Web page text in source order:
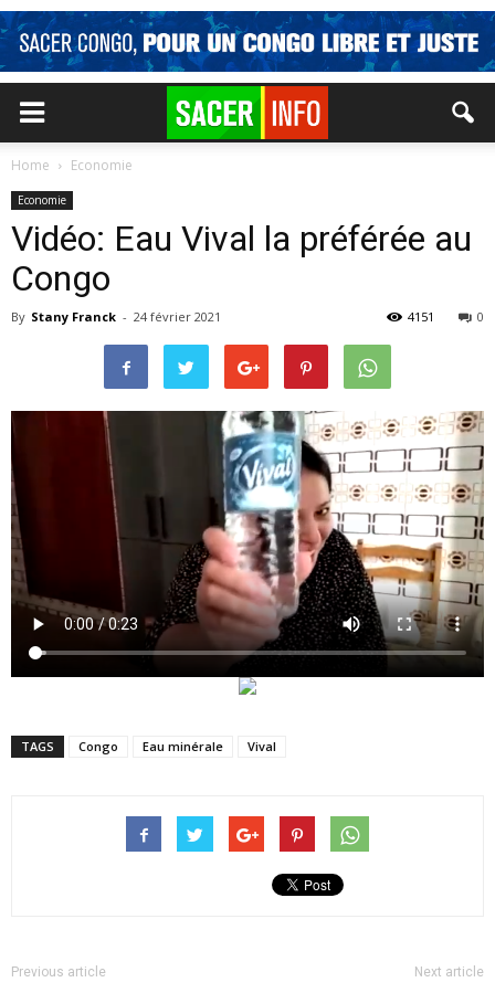
Home Economie
Economie
Vidéo: Eau Vival la préférée au
Congo
By Stany Franck - 24 février 2021 0
4151
TAGS Congo Eau minérale Vival
Previous article Next article